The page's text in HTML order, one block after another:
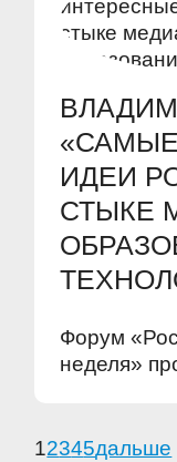
ИДЕИ
СТЫКЕ
Форум
неделя»
12345дальше